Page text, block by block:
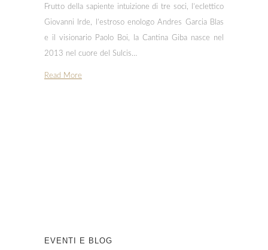
Frutto della sapiente intuizione di tre soci, l’eclettico
Giovanni Irde, l’estroso enologo Andres Garcia Blas
e il visionario Paolo Boi, la Cantina Giba nasce nel
2013 nel cuore del Sulcis…
Read More
EVENTI E BLOG